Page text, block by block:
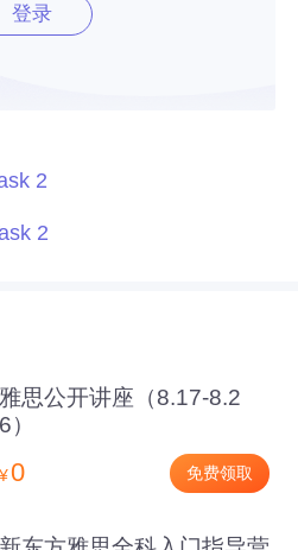
登录
2
2
雅思公开讲座（8.17-8.2
6）
¥0 免费领取